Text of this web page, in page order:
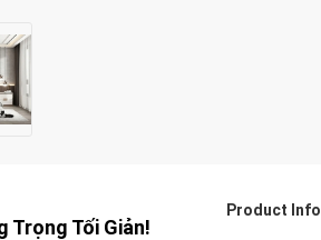
Trọng Tối Giản!
Product Info